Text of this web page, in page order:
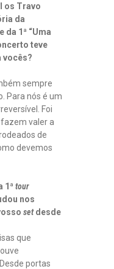
os Travo
da
1ª “Uma
teve
vocês?
sempre
Para nós é um
Foi
valer a
de
devemos
1ª tour
nos
setdesde
que
portas